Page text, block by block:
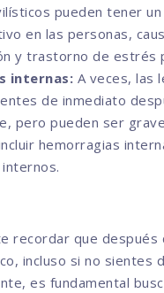
pueden tener
en las personas,
y trastorno de estrés
internas: A veces, las
de inmediato
pero pueden ser
hemorragias
recordar que después
incluso si no sientes
es fundamental